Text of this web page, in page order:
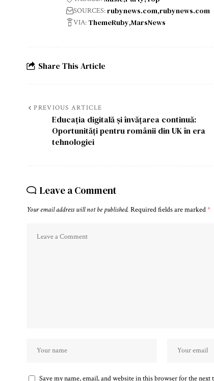
SOURCES:rubynews.com rubynews.com
VIA: ThemeRuby MarsNews
Share This Article
PREVIOUS ARTICLE
Educația digitală și învățarea continuă:
Oportunități pentru românii din UK în era
tehnologiei
Leave a Comment
Your email address will not be published. Required fields are marked*
Save my name, email, and website in this browser for the